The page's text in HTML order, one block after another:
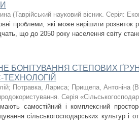
(Таврійський науковий вісник. Серія:
проблеми, які може вирішити розвиток
що до 2050 року населення світу
БОНІТУВАННЯ СТЕПОВИХ
; Потравка, Лариса; Прищепа, Антоніна (
Серія
мають самостійний і комплексний
сільськогосподарських культур і